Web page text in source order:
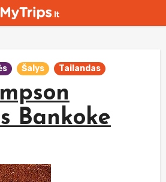
Šalys Tailandas
Bankoke